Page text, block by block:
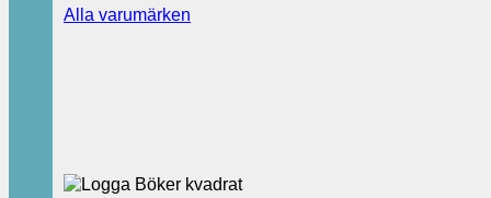
Alla varumärken